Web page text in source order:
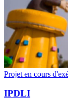
Projet en cours
IPDLI